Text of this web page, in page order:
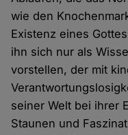
wie den
Existenz eines
ihn sich nur als
vorstellen, der mit
seiner Welt bei ihrer
Staunen und